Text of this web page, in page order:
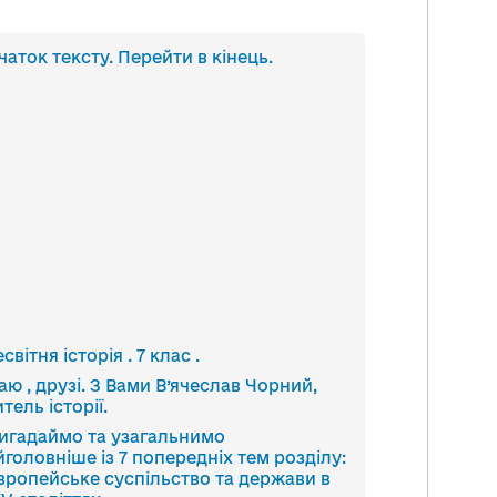
тексту. Перейти в кінець.
історія . 7 клас .
, друзі. З Вами В’ячеслав Чорний,
історії.
та узагальнимо
із 7 попередніх тем розділу:
суспільство та держави в